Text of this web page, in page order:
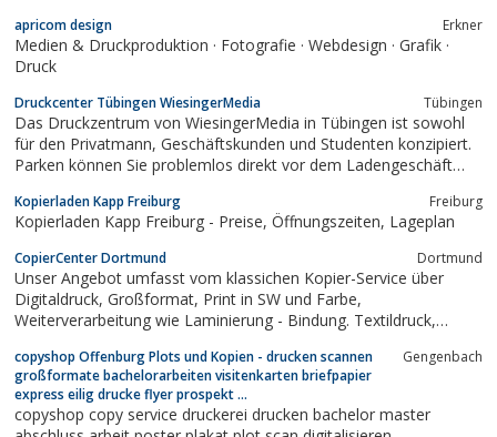
und Wirkungen erzielen.Unsere Druckerei ist seit nunmehr zehn
Jahren erfolgreich in...
apricom design Erkner
Medien & Druckproduktion · Fotografie · Webdesign · Grafik ·
Druck
Druckcenter Tübingen WiesingerMedia Tübingen
Das Druckzentrum von WiesingerMedia in Tübingen ist sowohl
für den Privatmann, Geschäftskunden und Studenten konzipiert.
Parken können Sie problemlos direkt vor dem Ladengeschäft
Tübingen befindet sich zwischen den Hochschulinstituten, neben
dem Brechtbau und...
Kopierladen Kapp Freiburg Freiburg
Kopierladen Kapp Freiburg - Preise, Öffnungszeiten, Lageplan
CopierCenter Dortmund Dortmund
Unser Angebot umfasst vom klassichen Kopier-Service über
Digitaldruck, Großformat, Print in SW und Farbe,
Weiterverarbeitung wie Laminierung - Bindung. Textildruck,
Scanservice und Stempel Erstellung runden unser Profil ab.
Fragen Sie uns!Für unsere Studenten haben...
copyshop Offenburg Plots und Kopien - drucken scannen
großformate bachelorarbeiten visitenkarten briefpapier
express eilig drucke flyer prospekt ...
Gengenbach
copyshop copy service druckerei drucken bachelor master